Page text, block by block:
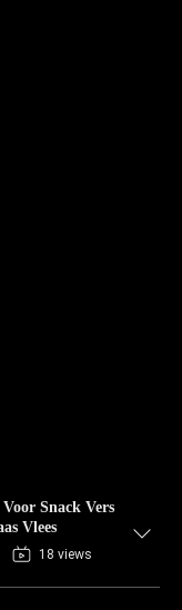
Snack Vers
Vlees
18 views